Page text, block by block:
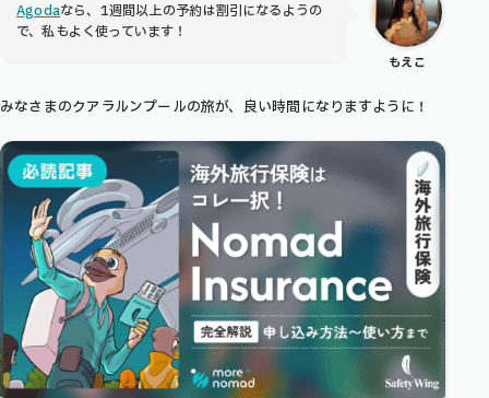
もえこ
Agodaなら、1週間以上の予約は割引になるようの
で、私もよく使っています！
みなさまのクアラルンプールの旅が、良い時間になりますように！